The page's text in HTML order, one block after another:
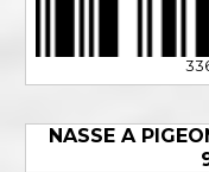
NASSE A